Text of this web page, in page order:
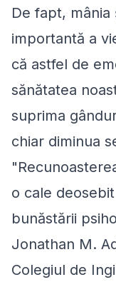
De fapt,
importantă a
că astfel de
sănătatea
suprima
chiar diminua
o cale
bunăstării
Jonathan M.
Colegiul de